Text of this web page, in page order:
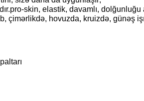
skin, elastik, davamlı, dolğunluğu
hovuzda, kruizdə, günəş